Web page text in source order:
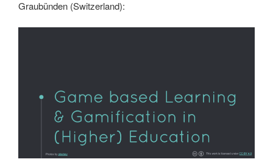
Graubünden (Switzerland):